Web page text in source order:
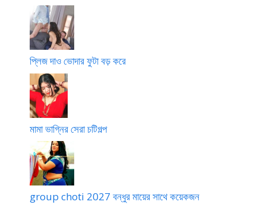
প্লিজ দাও ভোদার ফুটা বড় করে
মামা ভাগ্নির সেরা চটিগল্প
group choti 2027 বন্ধুর মায়ের সাথে কয়েকজন